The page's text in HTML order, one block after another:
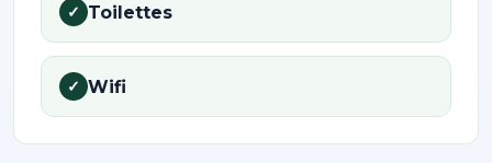
✓ Toilettes
✓ Wifi